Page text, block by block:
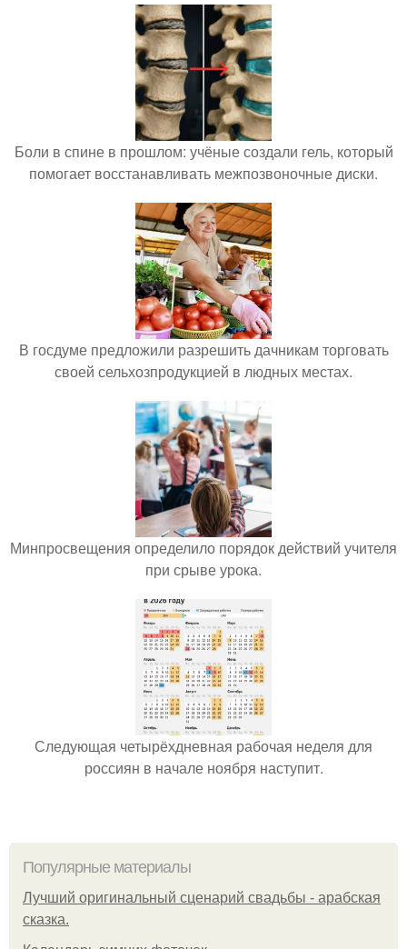
Боли в спине в прошлом: учёные создали гель, который
помогает восстанавливать межпозвоночные диски.
В госдуме предложили разрешить дачникам торговать
своей сельхозпродукцией в людных местах.
Минпросвещения определило порядок действий учителя
при срыве урока.
Следующая четырёхдневная рабочая неделя для
россиян в начале ноября наступит.
Популярные материалы
Лучший оригинальный сценарий свадьбы - арабская
сказка.